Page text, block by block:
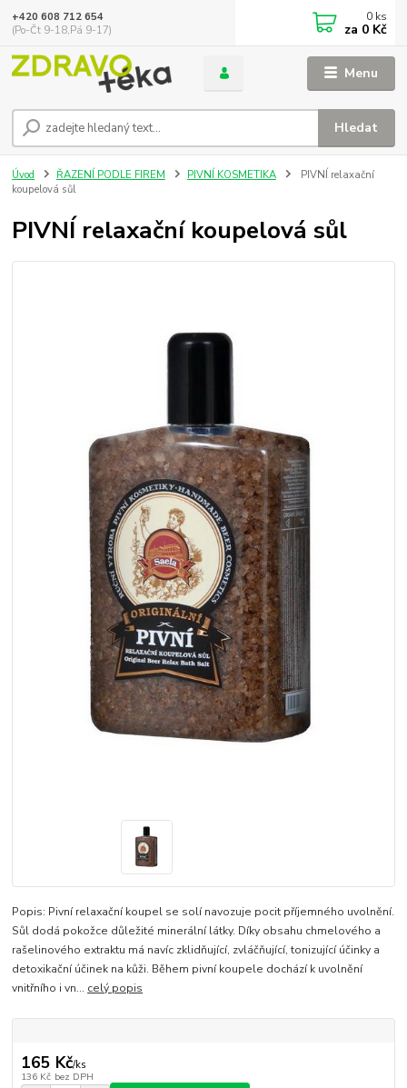
Menu
Hledat
+420 608 712 654
(Po-Čt 9-18,Pá 9-17)
0 ks
za 0 Kč
Úvod ŘAZENÍ PODLE FIREM PIVNÍ KOSMETIKA
PIVNÍ relaxační
koupelová sůl
PIVNÍ relaxační koupelová sůl
Popis: Pivní relaxační koupel se solí navozuje pocit příjemného uvolnění.
Sůl dodá pokožce důležité minerální látky. Díky obsahu chmelového a
rašelinového extraktu má navíc zklidňující, zvláčňující, tonizující účinky a
detoxikační účinek na kůži. Během pivní koupele dochází k uvolnění
vnitřního i vn... celý popis
165 Kč/ks
136 Kč bez DPH